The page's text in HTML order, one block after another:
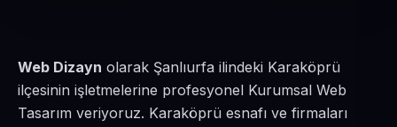
Web Dizayn olarak Şanlıurfa ilindeki Karaköprü
ilçesinin işletmelerine profesyonel Kurumsal Web
Tasarım veriyoruz. Karaköprü esnafı ve firmaları